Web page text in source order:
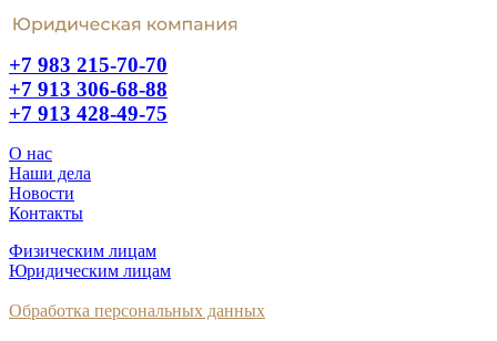
+7 983 215-70-70
+7 913 306-68-88
+7 913 428-49-75
О нас
Наши дела
Новости
Контакты
Физическим лицам
Юридическим лицам
Обработка персональных данных